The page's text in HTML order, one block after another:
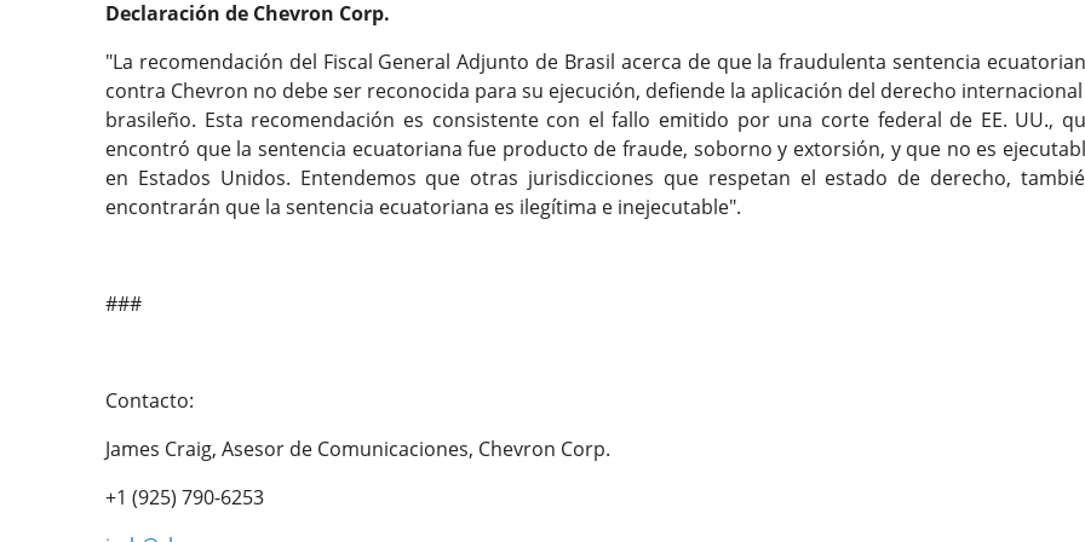
Declaración de Chevron Corp.
"La recomendación del Fiscal General Adjunto de Brasil acerca de que la fraudulenta sentencia
contra Chevron no debe ser reconocida para su ejecución, defiende la aplicación del derecho
brasileño. Esta recomendación es consistente con el fallo emitido por una corte federal de EE. UU.,
encontró que la sentencia ecuatoriana fue producto de fraude, soborno y extorsión, y que no es
en Estados Unidos. Entendemos que otras jurisdicciones que respetan el estado de derecho,
encontrarán que la sentencia ecuatoriana es ilegítima e inejecutable".
###
Contacto:
James Craig, Asesor de Comunicaciones, Chevron Corp.
+1 (925) 790-6253